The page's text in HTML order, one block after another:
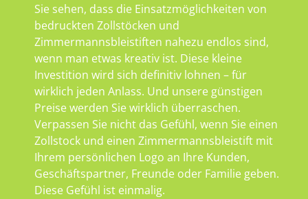
Sie sehen, dass die Einsatzmöglichkeiten von
bedruckten Zollstöcken und
Zimmermannsbleistiften nahezu endlos sind,
wenn man etwas kreativ ist. Diese kleine
Investition wird sich definitiv lohnen – für
wirklich jeden Anlass. Und unsere günstigen
Preise werden Sie wirklich überraschen.
Verpassen Sie nicht das Gefühl, wenn Sie einen
Zollstock und einen Zimmermannsbleistift mit
Ihrem persönlichen Logo an Ihre Kunden,
Geschäftspartner, Freunde oder Familie geben.
Diese Gefühl ist einmalig.